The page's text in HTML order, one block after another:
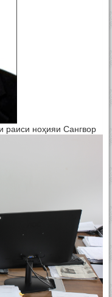
раиси ноҳияи Сангвор